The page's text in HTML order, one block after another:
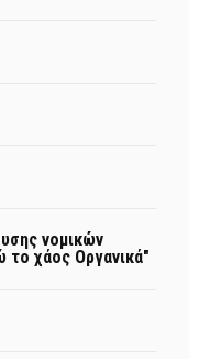
νομικών
το χάος Οργανικά"